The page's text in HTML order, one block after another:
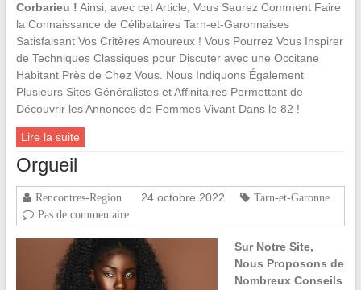
Corbarieu ! Ainsi, avec cet Article, Vous Saurez Comment Faire
la Connaissance de Célibataires Tarn-et-Garonnaises
Satisfaisant Vos Critères Amoureux ! Vous Pourrez Vous Inspirer
de Techniques Classiques pour Discuter avec une Occitane
Habitant Près de Chez Vous. Nous Indiquons Également
Plusieurs Sites Généralistes et Affinitaires Permettant de
Découvrir les Annonces de Femmes Vivant Dans le 82 !
Lire la suite
Orgueil
Rencontres-Region 24 octobre 2022
Tarn-et-Garonne
Pas de commentaire
Sur Notre Site,
Nous Proposons de
Nombreux Conseils